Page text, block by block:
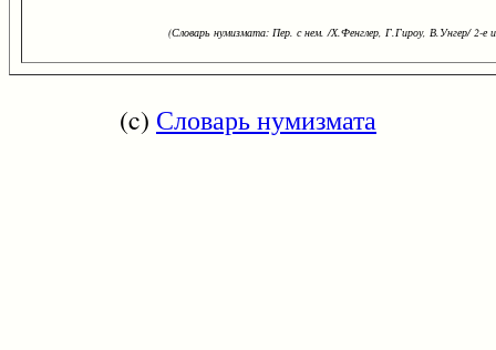
(Словарь нумизмата: Пер. с нем. /Х.Фенглер, Г.Гироу, В.Унгер/ 2-е
(c) Словарь нумизмата